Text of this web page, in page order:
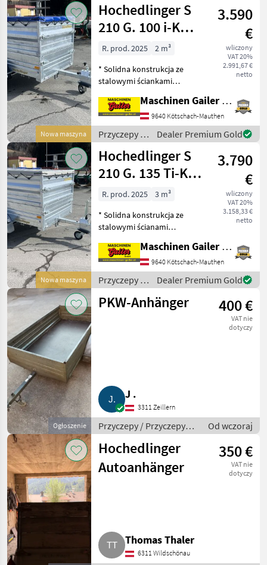
Nowa maszyna
Hochedlinger S
210 G. 100 i-K
Compact 1000
FP, 2030 x 1120
mm
3.590
€
wliczony
VAT 20%
2.991,67 €
netto
R. prod. 2025
2 m³
* Solidna konstrukcja ze
stalowymi ściankami
ogniowo * Hamulec
nadjezdowy z
automatycznym
hamowaniem podczas
cofania * Maksymalna masa
całko
Maschinen Gailer GmbH
9640 Kötschach-Mauthen
Przyczepy /
Hochedlinger
Dealer Premium Gold
Nowa maszyna
Hochedlinger S
210 G. 135 Ti-K
Compact 1000
FP, 2030 x 1300
mm
3.790
€
wliczony
VAT 20%
3.158,33 €
netto
R. prod. 2025
3 m³
* Solidna konstrukcja ze
stalowymi ścianami
ocynkowanymi ogniowo *
Hamulec nadjezdowy z
automatycznym cofaniem *
Maksymalna masa
całkowita 1350 kg * Wym
Maschinen Gailer GmbH
9640 Kötschach-Mauthen
Przyczepy /
Hochedlinger
Dealer Premium Gold
Ogłoszenie
PKW-Anhänger 400 €
VAT nie
dotyczy
J .
3311 Zeillern
Przyczepy / Przyczepy
samochodówe
Od wczoraj
Hochedlinger
Autoanhänger
350 €
VAT nie
dotyczy
Thomas Thaler
6311 Wildschönau